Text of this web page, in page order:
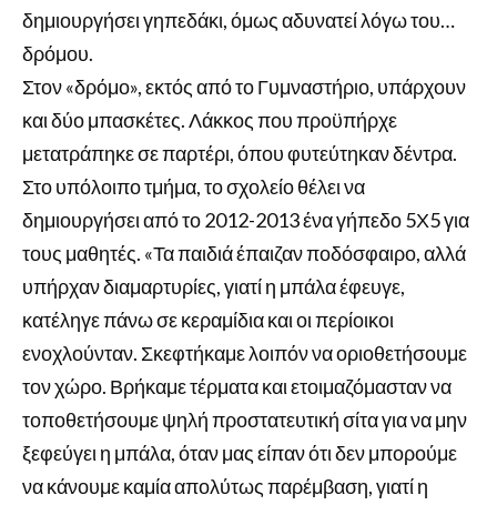
δημιουργήσει γηπεδάκι, όμως αδυνατεί λόγω του…
δρόμου.
Στον «δρόμο», εκτός από το Γυμναστήριο, υπάρχουν
και δύο μπασκέτες. Λάκκος που προϋπήρχε
μετατράπηκε σε παρτέρι, όπου φυτεύτηκαν δέντρα.
Στο υπόλοιπο τμήμα, το σχολείο θέλει να
δημιουργήσει από το 2012-2013 ένα γήπεδο 5Χ5 για
τους μαθητές. «Τα παιδιά έπαιζαν ποδόσφαιρο, αλλά
υπήρχαν διαμαρτυρίες, γιατί η μπάλα έφευγε,
κατέληγε πάνω σε κεραμίδια και οι περίοικοι
ενοχλούνταν. Σκεφτήκαμε λοιπόν να οριοθετήσουμε
τον χώρο. Βρήκαμε τέρματα και ετοιμαζόμασταν να
τοποθετήσουμε ψηλή προστατευτική σίτα για να μην
ξεφεύγει η μπάλα, όταν μας είπαν ότι δεν μπορούμε
να κάνουμε καμία απολύτως παρέμβαση, γιατί η